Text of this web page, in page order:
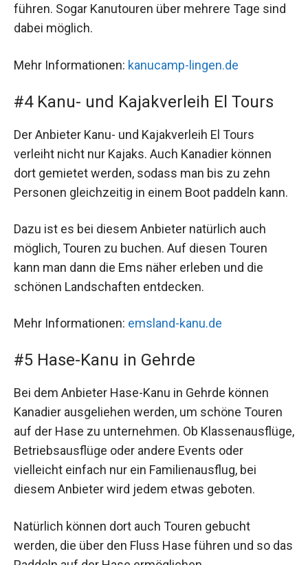
führen. Sogar Kanutouren über mehrere Tage sind
dabei möglich.
Mehr Informationen: kanucamp-lingen.de
#4 Kanu- und Kajakverleih El Tours
Der Anbieter Kanu- und Kajakverleih El Tours
verleiht nicht nur Kajaks. Auch Kanadier können
dort gemietet werden, sodass man bis zu zehn
Personen gleichzeitig in einem Boot paddeln kann.
Dazu ist es bei diesem Anbieter natürlich auch
möglich, Touren zu buchen. Auf diesen Touren
kann man dann die Ems näher erleben und die
schönen Landschaften entdecken.
Mehr Informationen: emsland-kanu.de
#5 Hase-Kanu in Gehrde
Bei dem Anbieter Hase-Kanu in Gehrde können
Kanadier ausgeliehen werden, um schöne Touren
auf der Hase zu unternehmen. Ob Klassenausflüge,
Betriebsausflüge oder andere Events oder
vielleicht einfach nur ein Familienausflug, bei
diesem Anbieter wird jedem etwas geboten.
Natürlich können dort auch Touren gebucht
werden, die über den Fluss Hase führen und so das